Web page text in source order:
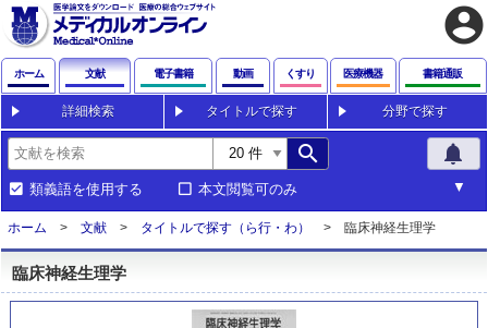
account_circle
ホーム 文献 電子書籍 動画 くすり 医療機器 書籍通販
詳細検索 タイトルで探す 分野で探す
search notifications
類義語を使用する 本文閲覧可のみ
ホーム 文献 タイトルで探す（ら行・わ） 臨床神経生理学
臨床神経生理学